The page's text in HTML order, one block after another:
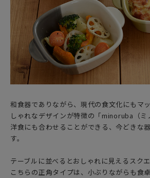
和食器でありながら、現代の食文化にもマ
しゃれなデザインが特徴の「minoruba（ミ
洋食にも合わせることができる、今どきな
す。
テーブルに並べるとおしゃれに見えるスク
こちらの正角タイプは、小ぶりながらも食